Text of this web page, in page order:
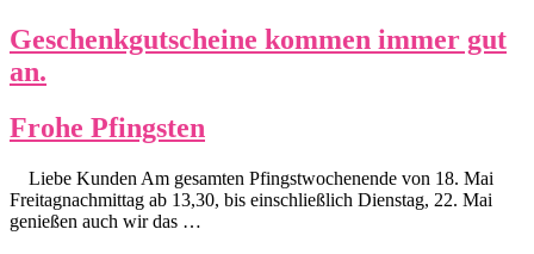
Geschenkgutscheine kommen immer gut
an.
Frohe Pfingsten
Liebe Kunden Am gesamten Pfingstwochenende von 18. Mai
Freitagnachmittag ab 13,30, bis einschließlich Dienstag, 22. Mai
genießen auch wir das …